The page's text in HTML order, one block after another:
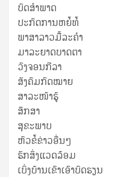
ບົດສໍາພາດ
ປະກົດການຫຍໍ້ທໍ້
ພາສາລາວມື້ລະຄຳ
ມາລະຍາດບາດຕາ
ວົງຈອນກີລາ
ສັງຄົມກົດໝາຍ
ສາລະໜ້າຮູ້
ສຶກສາ
ສຸ​ຂະ​ພາບ
ຫົວຂໍ້ຂ່າວອື່ນໆ
ຮັກສິ່ງແວດລ້ອມ
ເບິ່ງບ້ານເຂົາເອົາບົດຮຽນ